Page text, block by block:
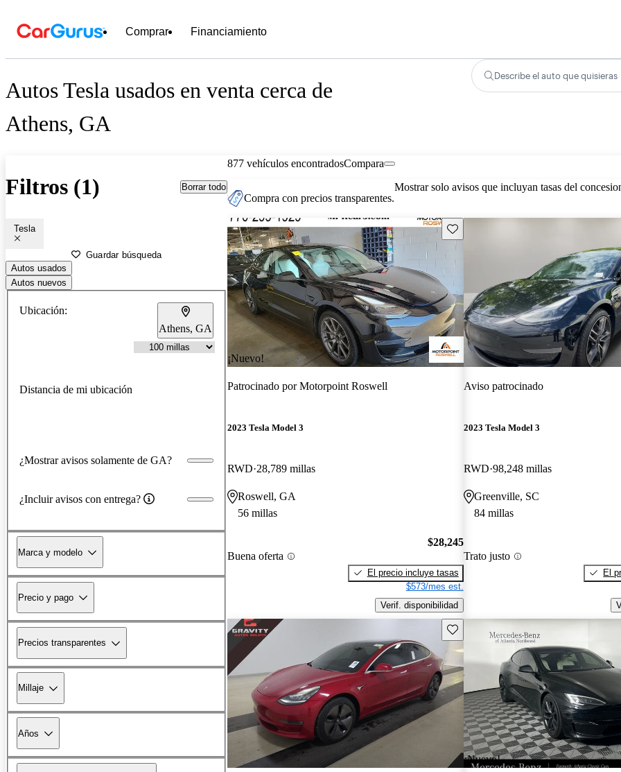
Comprar Financiamiento
Autos Tesla usados en venta cerca de
Athens, GA
Describe el auto que quisieras
Filtros (1) Borrar todo
Tesla
Guardar búsqueda
Autos usados
Autos nuevos
Ubicación:
Athens, GA
Distancia de mi ubicación
¿Mostrar avisos solamente de GA?
¿Incluir avisos con entrega?
Marca y modelo
Precio y pago
Precios transparentes
Millaje
Años
877 vehículos encontradosCompara
Compra con precios transparentes.
Mostrar solo avisos que incluyan tasas del
¡Nuevo!
Guarda este Aviso
Patrocinado porMotorpoint Roswell
2023 Tesla Model 3
RWD 28,789 millas
Roswell, GA
56 millas
Buena oferta
$28,245
El precio incluye tasas
$573/mes est.
Verif. disponibilidad
Aviso patrocinado
2023 Tesla Model 3
RWD 98,248 millas
Greenville, SC
84 millas
Trato justo
El
Guarda este Aviso
¡Nuevo!